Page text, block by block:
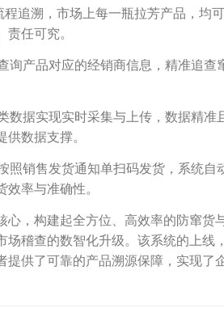
程追溯，市场上每一瓶拉芳产品，均
任可究。
询产品对应的经销商信息，精准追查
数据实现实时采集与上传，数据精
数据支撑。
照销售发货通知单扫码发货，系统
率与准确性。
，构建起全方位、高效率的防窜货
稽查的数智化升级。该系统的上线
供了可靠的产品溯源保障，实现了